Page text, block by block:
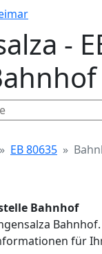
-
EB 80635
Bahnhof
für